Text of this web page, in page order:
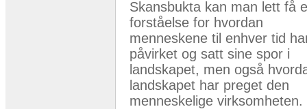
Skansbukta kan man lett få
forståelse for hvordan
menneskene til enhver tid
påvirket og satt sine spor i
landskapet, men også
landskapet har preget den
menneskelige virksomheten.